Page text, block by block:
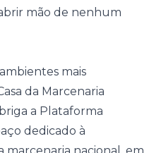
mão de nenhum
mais
da Marcenaria
a Plataforma
dedicado à